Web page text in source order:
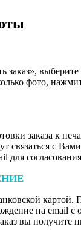
заказ», выберите
фото,
заказа к
связаться с
для
картой.
на email с
вы получите